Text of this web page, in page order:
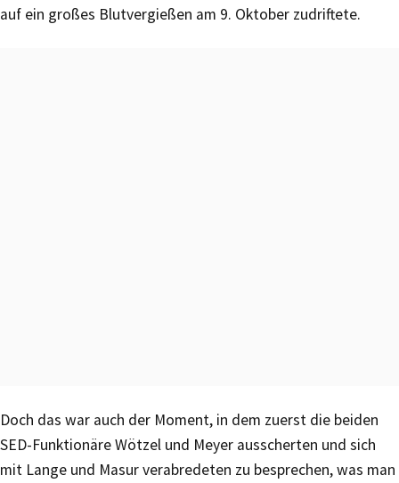
auf ein großes Blutvergießen am 9. Oktober zudriftete.
Doch das war auch der Moment, in dem zuerst die beiden
SED-Funktionäre Wötzel und Meyer ausscherten und sich
mit Lange und Masur verabredeten zu besprechen, was man